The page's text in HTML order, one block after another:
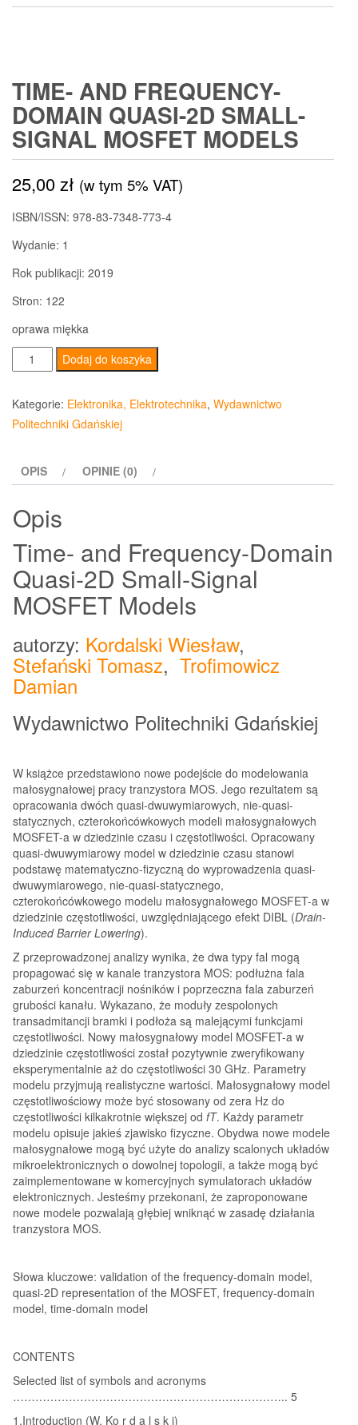
TIME- AND FREQUENCY-
DOMAIN QUASI-2D SMALL-
SIGNAL MOSFET MODELS
25,00zł (w tym 5% VAT)
ISBN/ISSN: 978-83-7348-773-4
Wydanie: 1
Rok publikacji: 2019
Stron: 122
oprawa miękka
ilość
Time-
and
Frequency-
2D
Signal
MOSFET
Models
Dodaj do koszyka
Kategorie: Elektronika, Elektrotechnika, Wydawnictwo
Politechniki Gdańskiej
OPIS OPINIE (0)
Opis
Time- and Frequency-Domain
Quasi-2D Small-Signal
MOSFET Models
autorzy: Kordalski Wiesław,
Stefański Tomasz, Trofimowicz
Damian
Wydawnictwo Politechniki Gdańskiej
W książce przedstawiono nowe podejście do modelowania
małosygnałowej pracy tranzystora MOS. Jego rezultatem są
opracowania dwóch quasi-dwuwymiarowych, nie-quasi-
statycznych, czterokońcówkowych modeli małosygnałowych
MOSFET-a w dziedzinie czasu i częstotliwości. Opracowany
quasi-dwuwymiarowy model w dziedzinie czasu stanowi
podstawę matematyczno-fizyczną do wyprowadzenia quasi-
dwuwymiarowego, nie-quasi-statycznego,
czterokońcówkowego modelu małosygnałowego MOSFET-a w
dziedzinie częstotliwości, uwzględniającego efekt DIBL (Drain-
Induced Barrier Lowering).
Z przeprowadzonej analizy wynika, że dwa typy fal mogą
propagować się w kanale tranzystora MOS: podłużna fala
zaburzeń koncentracji nośników i poprzeczna fala zaburzeń
grubości kanału. Wykazano, że moduły zespolonych
transadmitancji bramki i podłoża są malejącymi funkcjami
częstotliwości. Nowy małosygnałowy model MOSFET-a w
dziedzinie częstotliwości został pozytywnie zweryfikowany
eksperymentalnie aż do częstotliwości 30 GHz. Parametry
modelu przyjmują realistyczne wartości. Małosygnałowy model
częstotliwościowy może być stosowany od zera Hz do
częstotliwości kilkakrotnie większej od fT. Każdy parametr
modelu opisuje jakieś zjawisko fizyczne. Obydwa nowe modele
małosygnałowe mogą być użyte do analizy scalonych układów
mikroelektronicznych o dowolnej topologii, a także mogą być
zaimplementowane w komercyjnych symulatorach układów
elektronicznych. Jesteśmy przekonani, że zaproponowane
nowe modele pozwalają głębiej wniknąć w zasadę działania
tranzystora MOS.
Słowa kluczowe: validation of the frequency-domain model,
quasi-2D representation of the MOSFET, frequency-domain
model, time-domain model
CONTENTS
Selected list of symbols and acronyms
……………………………………………………………….. 5
1.Introduction (W. Ko r d a l s k i)